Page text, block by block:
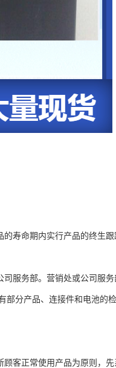
寿命期内实行产品的终生跟
服务部。营销处或公司服
分产品、连接件和电池的
客正常使用产品为原则，